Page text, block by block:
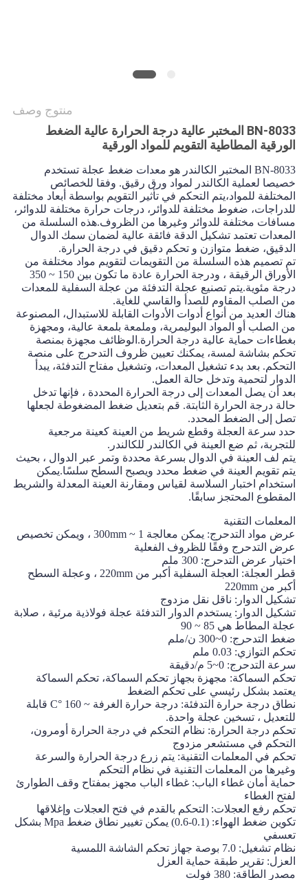
منتوج وصف
BN-8033 المختبر عالية درجة الحرارة عالية الضغط
الورقية المطاطية التقويم للمواد الورقية
BN-8033 المختبر الكالندر هو معدات ضغط عجلة تستخدم
خصيصا لعملية الكالندر لمواد ورق رقيق. وفقا للخصائص
المختلفة للمواد،يتم التحكم في تأثير التقويم بواسطة أبعاد مختلفة
للدراجات، ضغوط مختلفة للدوائر، درجات حرارة مختلفة للدوائر،
مسافات مختلفة للدوائر وغيرها من الظروف.هذه السلسلة من
المعدات تعتمد تشكيل الدقة فائقة عالية لضمان سمك الدوال
الدقيق، ضغط متوازن و تحكم دقيق في درجة الحرارة.
تم تصميم هذه السلسلة من التقويمات لتقويم مواد مختلفة من
الأوراق الرقيقة ، ودرجة الحرارة عادة ما تكون بين 150 ~ 350
درجة مئوية.يتم تصنيع عجلة التدفئة من عجلة السفلية للمعدات
من الصلب المقاوم للصدأ والقاسي للغاية.
هناك العديد من أنواع أدوات الأدوات القابلة للاستبدال، المصنوعة
من الصلب أو المواد البوليمرية، وملمعة بلمعة عالية، ومجهزة
بغطاءات حماية عالية درجة الحرارة.الوظائف مجهزة بمنصة
تحكم بشاشة لمسة، يمكنك تعيين ظروف التدحرج على منصة
التحكم. بعد بدء تشغيل المعدات، وتشغيل مفتاح التدفئة، يبدأ
الدوار لتحمية وتدخل حالة العمل.
بعد أن يصل المعدات إلى درجة الحرارة المحددة ، فإنها تدخل
حالة درجة الحرارة الثابتة. قم بتعديل ضغط المضغوطة لجعلها
تصل إلى الضغط المحدد.
حدد سرعة العجلة وقطع شريط من العينة كعينة مرجعية
للتجربة، ثم ضع العينة في الكالندر للكالندر.
يتم لف العينة في الدوال بسرعة محددة وتمر عبر الدوال ، بحيث
يتم تقويم العينة في ضغط محدد ويصبح السطح سلسًا.يمكن
استخدام اختبار السلاسة لقياس ومقارنة العينة المعدلة والشريط
المقطوع المحتجز سابقًا.
المعلمات التقنية
عرض مواد التدحرج: يمكن معالجة 1 ~ 300mm ، ويمكن تخصيص
عرض التدحرج وفقًا للظروف الفعلية
اختيار عرض التدحرج: 300 ملم
قطر العجلة: العجلة السفلية أكبر من 220mm ، وعجلة السطح
أكبر من 220mm
تشكيل الدوار: ناقل نقل مزدوج
تشكيل الدوار: يستخدم الدوار التدفئة عجلة فولاذية مرئية ، صلابة
عجلة المطاط هي 85 ~ 90
ضغط التدحرج: 0~300 ن/ملم
تحكم التوازي: 0.03 ملم
سرعة التدحرج: 0~5 م/دقيقة
تحكم السماكة: مجهزة بجهاز تحكم السماكة، تحكم السماكة
يعتمد بشكل رئيسي على تحكم الضغط
نطاق درجة حرارة التدفئة: درجة حرارة الغرفة ~ 160 °C قابلة
للتعديل ، تسخين عجلة واحدة.
تحكم درجة الحرارة: نظام التحكم في درجة الحرارة أومرون،
التحكم في مستشعر مزدوج
‬تحكم في المعلمات التقنية: يتم زرع درجة الحرارة والسرعة
وغيرها من المعلمات التقنية في نظام التحكم
حماية أمان غطاء الباب: غطاء الباب مجهز بمفتاح وقف الطوارئ
لفتح الغطاء
تحكم رفع العجلات: التحكم بالقدم في فتح العجلات وإغلاقها
تكوين ضغط الهواء: (0.1-0.6) يمكن تغيير نطاق ضغط Mpa بشكل
تعسفي
نظام تشغيل: 7.0 بوصة جهاز تحكم الشاشة اللمسية
العزل: تقرير طبقة حماية العزل
مصدر الطاقة: 380 فولت